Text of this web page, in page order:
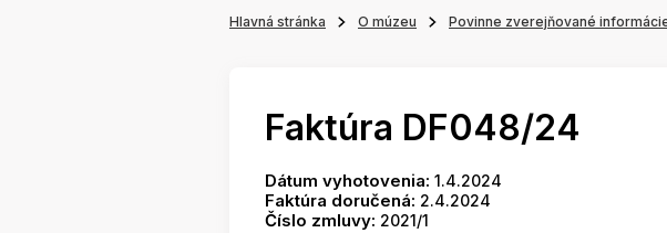
Hlavná stránka O múzeu Povinne zverejňované
Faktúra DF048/24
Dátum vyhotovenia: 1.4.2024
Faktúra doručená: 2.4.2024
Číslo zmluvy: 2021/1